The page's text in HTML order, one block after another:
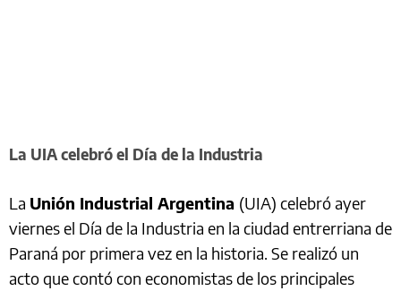
La UIA celebró el Día de la Industria
La Unión Industrial Argentina (UIA) celebró ayer
viernes el Día de la Industria en la ciudad entrerriana de
Paraná por primera vez en la historia. Se realizó un
acto que contó con economistas de los principales